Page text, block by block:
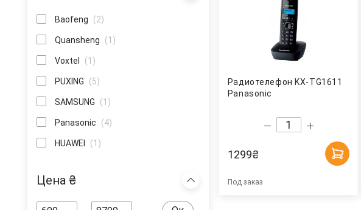
Baofeng (2)
Quansheng (1)
Voxtel (1)
PUXING (5)
SAMSUNG (1)
Panasonic (4)
HUAWEI (1)
Цена ₴
Радиотелефон KX-TG1611
Panasonic
1299₴
Под заказ